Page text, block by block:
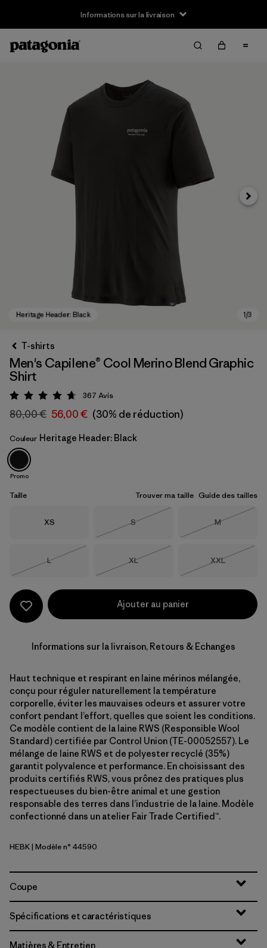
Informations sur la livraison
Heritage Header: Black
T-shirts
Men's Capilene® Cool Merino Blend Graphic
Shirt
Évaluation: 4.7 / 5
367 Avis
80,00 € 56,00 € (30% de réduction)
Couleur Heritage Header: Black
Promo
Taille Trouver ma taille Guide des tailles
Taille
XS Taille
S
Taille
M
Taille
L
Taille
XL
Taille
XXL
Ajouter au panier
Informations sur la livraison, Retours & Echanges
Haut technique et respirant en laine mérinos mélangée,
conçu pour réguler naturellement la température
corporelle, éviter les mauvaises odeurs et assurer votre
confort pendant l’effort, quelles que soient les conditions.
Ce modèle contient de la laine RWS (Responsible Wool
Standard) certifiée par Control Union (TE-00052557). Le
mélange de laine RWS et de polyester recyclé (35%)
garantit polyvalence et performance. En choisissant des
produits certifiés RWS, vous prônez des pratiques plus
respectueuses du bien-être animal et une gestion
responsable des terres dans l’industrie de la laine. Modèle
confectionné dans un atelier Fair Trade Certified™.
Heritage Header: Black
HEBK| Modèle n° 44590
Coupe
Spécifications et caractéristiques
Matières & Entretien